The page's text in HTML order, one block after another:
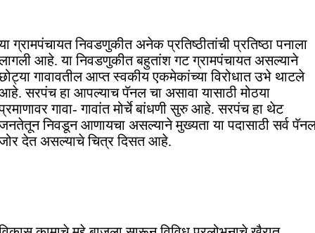
ग्रामपंचायत निवडणुकीत अनेक प्रतिष्ठीतांची प्रतिष्ठा पनाला
आहे. या निवडणुकीत बहुतांश गट ग्रामपंचायत असल्याने
गावावतील आप्त स्वकीय एकमेकांच्या विरोधात उभे थाटले
सरपंच हा आपल्याच पॅनल चा असावा यासाठी मोठया
गावा- गावांत मोर्चे बांधणी सुरु आहे. सरपंच हा थेट
निवडून आणायचा असल्याने मुख्यता या पदासाठी सर्व
देत असल्याचे चित्र दिसत आहे.